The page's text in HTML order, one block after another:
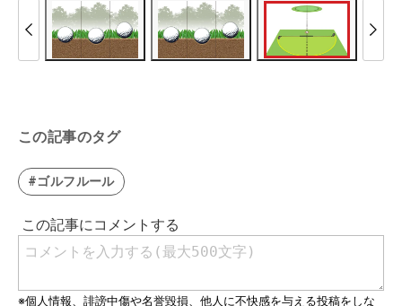
この記事のタグ
#ゴルフルール